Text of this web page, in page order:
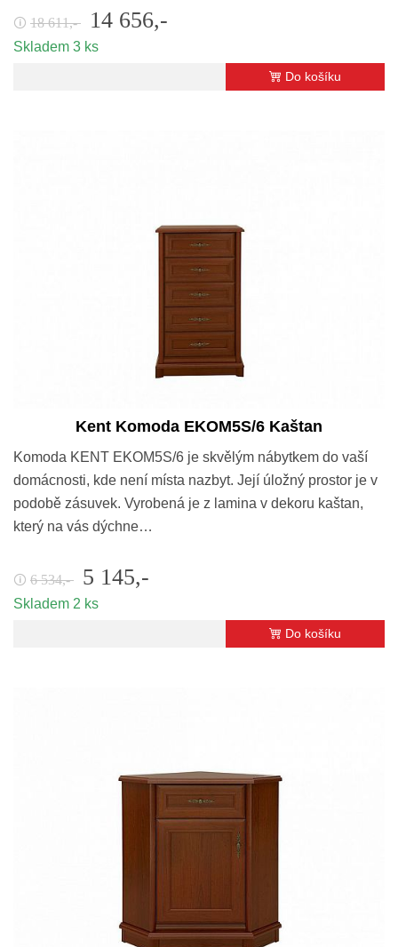
🛈 18 611,- 14 656,-
Skladem 3 ks
Do košíku
Kent Komoda EKOM5S/6 Kaštan
Komoda KENT EKOM5S/6 je skvělým nábytkem do vaší
domácnosti, kde není místa nazbyt. Její úložný prostor je v
podobě zásuvek. Vyrobená je z lamina v dekoru kaštan,
který na vás dýchne…
🛈 6 534,- 5 145,-
Skladem 2 ks
Do košíku